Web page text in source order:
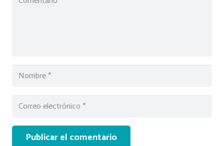
Publicar el comentario